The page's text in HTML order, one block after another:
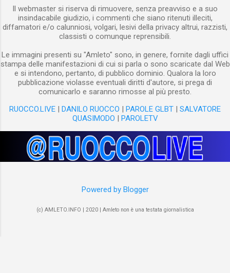
Il webmaster si riserva di rimuovere, senza preavviso e a suo
insindacabile giudizio, i commenti che siano ritenuti illeciti,
diffamatori e/o calunniosi, volgari, lesivi della privacy altrui, razzisti,
classisti o comunque reprensibili.
Le immagini presenti su "Amleto" sono, in genere, fornite dagli uffici
stampa delle manifestazioni di cui si parla o sono scaricate dal Web
e si intendono, pertanto, di pubblico dominio. Qualora la loro
pubblicazione violasse eventuali diritti d'autore, si prega di
comunicarlo e saranno rimosse al più presto.
RUOCCO.LIVE | DANILO RUOCCO | PAROLE GLBT | SALVATORE
QUASIMODO | PAROLETV
Powered by Blogger
(c) AMLETO.INFO | 2020 | Amleto non è una testata giornalistica